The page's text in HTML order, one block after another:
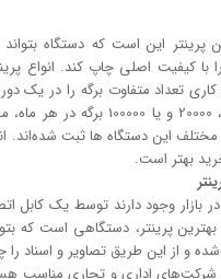
این است که دستگاه
با کیفیت اصلی چاپ کند. انواع
تعداد متفاوت برگه را در یک
به طور مثال، تعداد 5000، 20000 و یا
این دستگاه ها ثبت شده‌اند.
بهتر است.
پرینتر، دستگاهی است که
و از این طریق تصاویر و اسناد را
اداری و تجاری مناسب